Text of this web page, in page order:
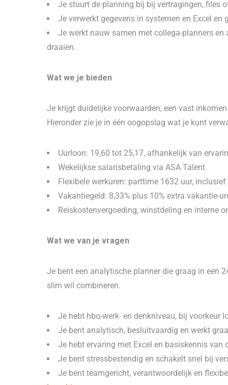
Je stuurt de planning bij bij vertragingen, files
Je verwerkt gegevens in systemen en Excel
Je werkt nauw samen met collega-planners
draaien.
Wat we je bieden
Je krijgt duidelijke voorwaarden, een vast
Hieronder zie je in één oogopslag wat je kunt
Uurloon: 19,60 tot 25,17, afhankelijk van
Wekelijkse salarisbetaling via ASA Talent
Flexibele werkuren: parttime 1632 uur, inclusief
Vakantiegeld: 8,33% plus 10% extra vakantie-
Reiskostenvergoeding, winstdeling en interne
Wat we van je vragen
Je bent een analytische planner die graag in een
slim wil combineren.
Je hebt hbo-werk- en denkniveau, bij voorkeur
Je bent analytisch, besluitvaardig en werkt
Je hebt ervaring met Excel en basiskennis van
Je bent stressbestendig en schakelt snel bij
Je bent teamgericht, verantwoordelijk en